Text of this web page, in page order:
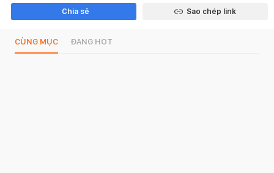
Chia sẻ Sao chép link
CÙNG MỤC ĐANG HOT